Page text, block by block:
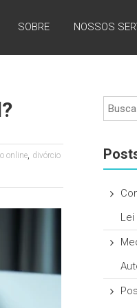
SOBRE NOSSOS
online, divórcio